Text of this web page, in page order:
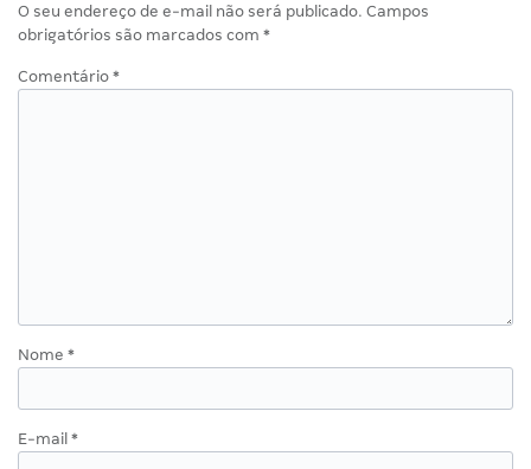
O seu endereço de e-mail não será publicado. Campos
obrigatórios são marcados com *
Comentário *
Nome *
E-mail *